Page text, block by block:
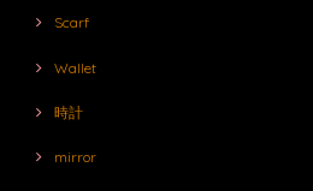
Scarf
Wallet
時計
mirror